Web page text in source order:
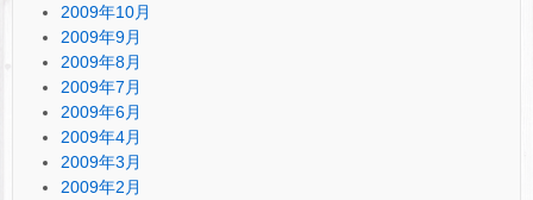
2009年10月
2009年9月
2009年8月
2009年7月
2009年6月
2009年4月
2009年3月
2009年2月